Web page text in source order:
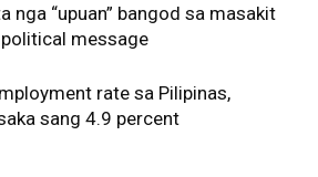
nga “upuan” bangod sa masakit
message
rate sa Pilipinas,
sang 4.9 percent